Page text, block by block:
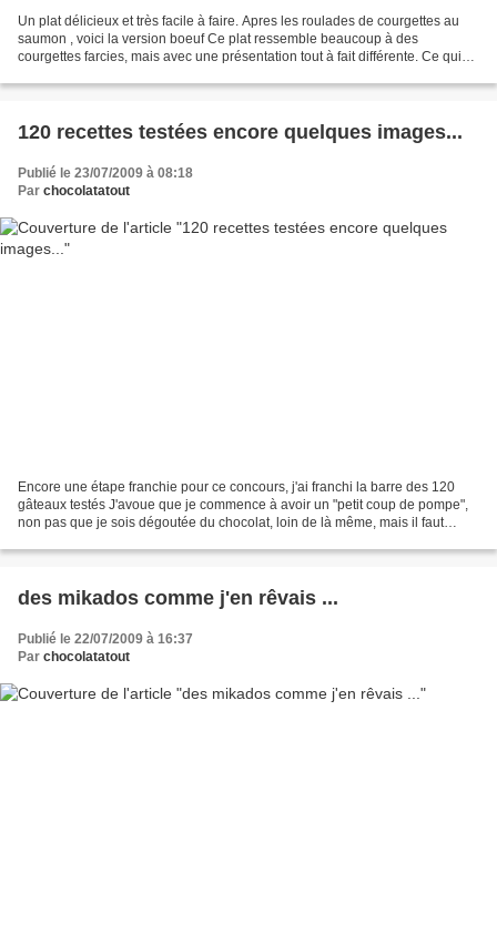
Un plat délicieux et très facile à faire. Apres les roulades de courgettes au
saumon , voici la version boeuf Ce plat ressemble beaucoup à des
courgettes farcies, mais avec une présentation tout à fait différente. Ce qui
120 recettes testées encore quelques images...
Publié le 23/07/2009 à 08:18
Par chocolatatout
Encore une étape franchie pour ce concours, j'ai franchi la barre des 120
gâteaux testés J'avoue que je commence à avoir un "petit coup de pompe",
non pas que je sois dégoutée du chocolat, loin de là même, mais il faut
des mikados comme j'en rêvais ...
Publié le 22/07/2009 à 16:37
Par chocolatatout